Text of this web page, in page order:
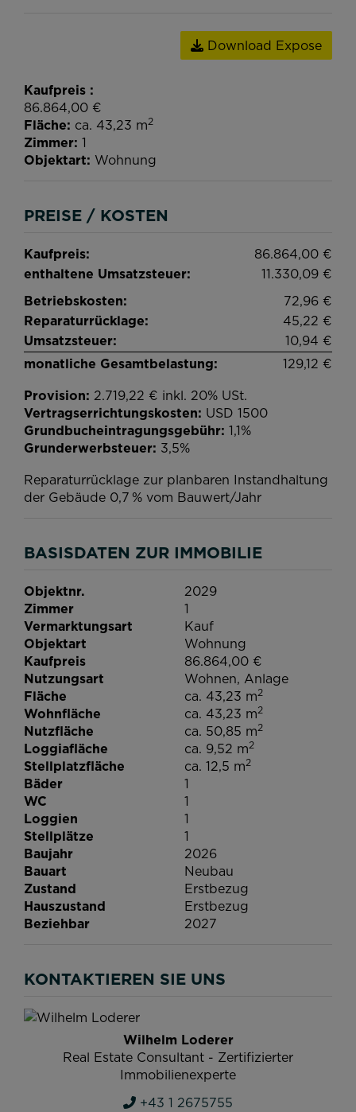
Download Expose
Kaufpreis
86.864,00 €
Fläche ca. 43,23 m2
Zimmer 1
Objektart Wohnung
PREISE / KOSTEN
Kaufpreis:
86.864,00 €
enthaltene Umsatzsteuer:
11.330,09 €
Betriebskosten:
72,96 €
Reparaturrücklage:
45,22 €
Umsatzsteuer:
10,94 €
monatliche Gesamtbelastung:
129,12 €
Provision: 2.719,22 € inkl. 20% USt.
Vertragserrichtungskosten: USD 1500
Grundbucheintragungsgebühr: 1,1%
Grunderwerbsteuer: 3,5%
Reparaturrücklage zur planbaren Instandhaltung
der Gebäude 0,7 % vom Bauwert/Jahr
BASISDATEN ZUR IMMOBILIE
Objektnr.
2029
Zimmer
1
Vermarktungsart
Kauf
Objektart
Wohnung
Kaufpreis
86.864,00 €
Nutzungsart
Wohnen Anlage
Fläche
ca. 43,23 m2
Wohnfläche ca. 43,23 m2
Nutzfläche ca. 50,85 m2
Loggiafläche ca. 9,52 m2
Stellplatzfläche ca. 12,5 m2
Bäder
1
WC
1
Loggien
1
Stellplätze
1
Baujahr
2026
Bauart
Neubau
Zustand
Erstbezug
Hauszustand
Erstbezug
Beziehbar
2027
KONTAKTIEREN SIE UNS
Wilhelm Loderer
Real Estate Consultant - Zertifizierter
Immobilienexperte
+43 1 2675755